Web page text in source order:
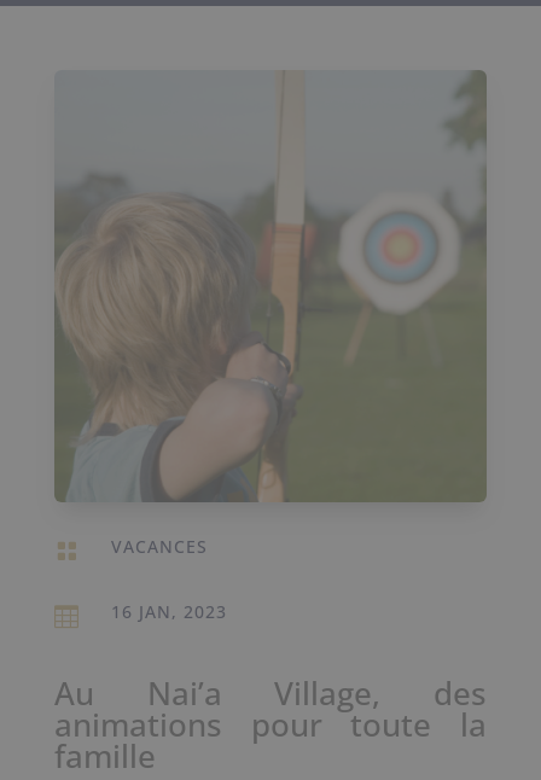
 VACANCES
 16 JAN, 2023
Au Nai’a Village, des
animations pour toute la
famille